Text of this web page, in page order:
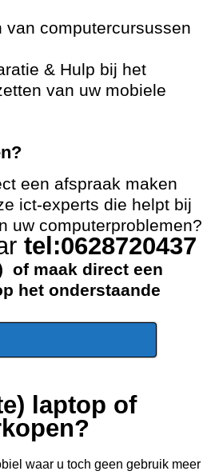
van computercursussen
& Hulp bij het
van uw mobiele
een afspraak maken
ict-experts die helpt bij
uw computerproblemen?
tel:0628720437
of maak direct een
het onderstaande
laptop of
waar u toch geen gebruik meer